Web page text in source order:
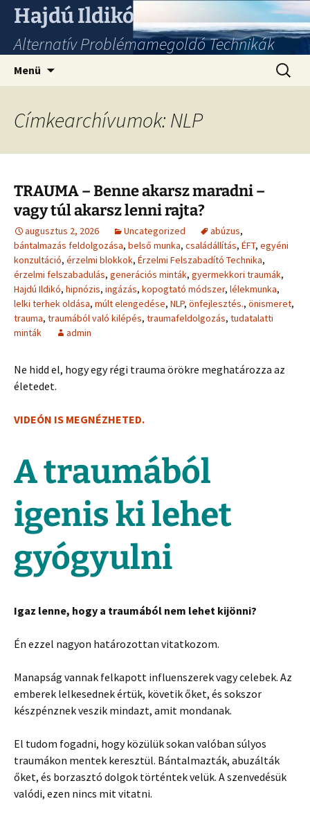
Hajdú Ildikó
Alternatív Problémamegoldó Technikák
Menü
Címkearchívumok: NLP
TRAUMA – Benne akarsz maradni –
vagy túl akarsz lenni rajta?
augusztus 2, 2026 Uncategorized abúzus,
bántalmazás feldolgozása, belső munka, családállítás, ÉFT, egyéni
konzultáció, érzelmi blokkok, Érzelmi Felszabadító Technika,
érzelmi felszabadulás, generációs minták, gyermekkori traumák,
Hajdú Ildikó, hipnózis, ingázás, kopogtató módszer, lélekmunka,
lelki terhek oldása, múlt elengedése, NLP, önfejlesztés., önismeret,
trauma, traumából való kilépés, traumafeldolgozás, tudatalatti
minták
admin
Ne hidd el, hogy egy régi trauma örökre meghatározza az
életedet.
VIDEÓN IS MEGNÉZHETED.
A traumából
igenis ki lehet
gyógyulni
Igaz lenne, hogy a traumából nem lehet kijönni?
Én ezzel nagyon határozottan vitatkozom.
Manapság vannak felkapott influenszerek vagy celebek. Az
emberek lelkesednek értük, követik őket, és sokszor
készpénznek veszik mindazt, amit mondanak.
El tudom fogadni, hogy közülük sokan valóban súlyos
traumákon mentek keresztül. Bántalmazták, abuzálták
őket, és borzasztó dolgok történtek velük. A szenvedésük
valódi, ezen nincs mit vitatni.